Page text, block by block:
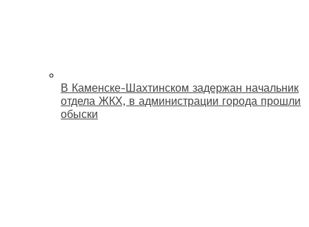
В Каменске-Шахтинском задержан начальник
отдела ЖКХ, в администрации города прошли
обыски